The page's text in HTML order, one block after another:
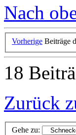
Nach
Vorherige Beiträge
18
Zurück
Gehe zu: